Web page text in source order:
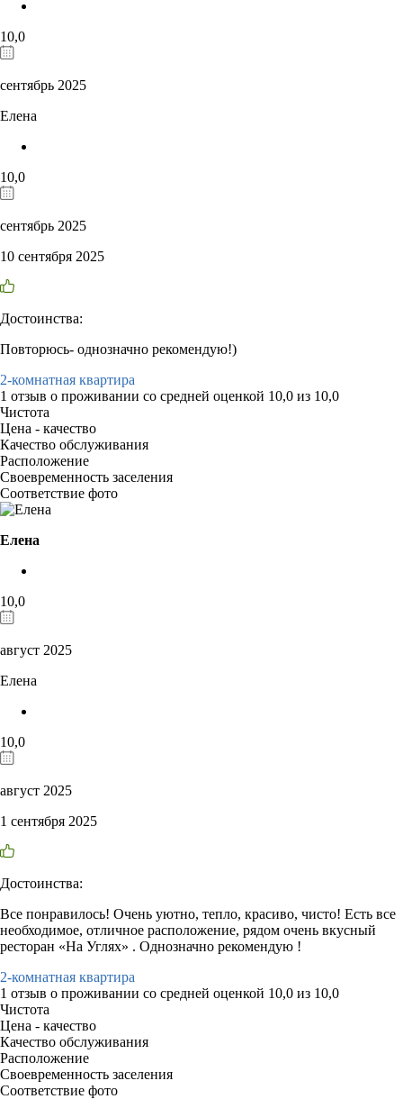
10,0
сентябрь 2025
Елена
10,0
сентябрь 2025
10 сентября 2025
Достоинства:
Повторюсь- однозначно рекомендую!)
2-комнатная квартира
1 отзыв о проживании со средней оценкой 10,0 из 10,0
Чистота
Цена - качество
Качество обслуживания
Расположение
Своевременность заселения
Соответствие фото
Елена
10,0
август 2025
Елена
10,0
август 2025
1 сентября 2025
Достоинства:
Все понравилось! Очень уютно, тепло, красиво, чисто! Есть все
необходимое, отличное расположение, рядом очень вкусный
ресторан «На Углях» . Однозначно рекомендую !
2-комнатная квартира
1 отзыв о проживании со средней оценкой 10,0 из 10,0
Чистота
Цена - качество
Качество обслуживания
Расположение
Своевременность заселения
Соответствие фото